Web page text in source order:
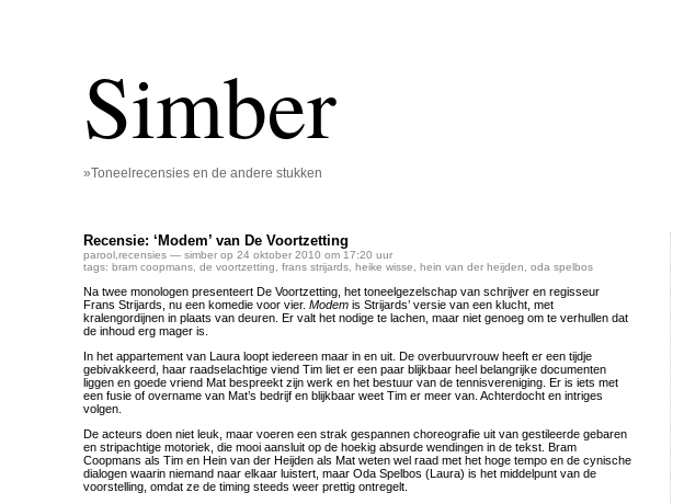
Simber
»Toneelrecensies en de andere stukken
Recensie: ‘Modem’ van De Voortzetting
parool recensies — simber op 24 oktober 2010 om 17:20 uur
tags: bram coopmans de voortzetting frans strijards heike wisse hein van der heijden oda spelbos
Na twee monologen presenteert De Voortzetting, het toneelgezelschap van schrijver en regisseur
Frans Strijards, nu een komedie voor vier. Modem is Strijards’ versie van een klucht, met
kralengordijnen in plaats van deuren. Er valt het nodige te lachen, maar niet genoeg om te verhullen dat
de inhoud erg mager is.
In het appartement van Laura loopt iedereen maar in en uit. De overbuurvrouw heeft er een tijdje
gebivakkeerd, haar raadselachtige viend Tim liet er een paar blijkbaar heel belangrijke documenten
liggen en goede vriend Mat bespreekt zijn werk en het bestuur van de tennisvereniging. Er is iets met
een fusie of overname van Mat’s bedrijf en blijkbaar weet Tim er meer van. Achterdocht en intriges
volgen.
De acteurs doen niet leuk, maar voeren een strak gespannen choreografie uit van gestileerde gebaren
en stripachtige motoriek, die mooi aansluit op de hoekig absurde wendingen in de tekst. Bram
Coopmans als Tim en Hein van der Heijden als Mat weten wel raad met het hoge tempo en de cynische
dialogen waarin niemand naar elkaar luistert, maar Oda Spelbos (Laura) is het middelpunt van de
voorstelling, omdat ze de timing steeds weer prettig ontregelt.